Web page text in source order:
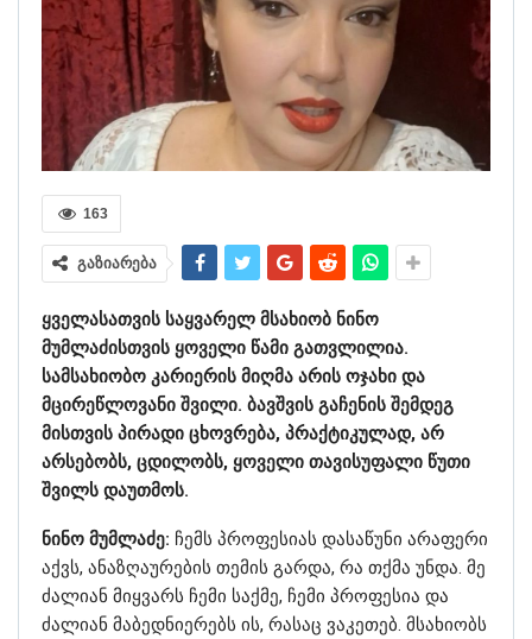
163
გაზიარება
ყველასათვის საყვარელ მსახიობ ნინო
მუმლაძისთვის ყოველი წამი გათვლილია.
სამსახიობო კარიერის მიღმა არის ოჯახი და
მცირეწლოვანი შვილი. ბავშვის გაჩენის შემდეგ
მისთვის პირადი ცხოვრება, პრაქტიკულად, არ
არსებობს, ცდილობს, ყოველი თავისუფალი წუთი
შვილს დაუთმოს.
ნინო მუმლაძე: ჩემს პროფესიას დასაწუნი არაფერი
აქვს, ანაზღაურების თემის გარდა, რა თქმა უნდა. მე
ძალიან მიყვარს ჩემი საქმე, ჩემი პროფესია და
ძალიან მაბედნიერებს ის, რასაც ვაკეთებ. მსახიობს